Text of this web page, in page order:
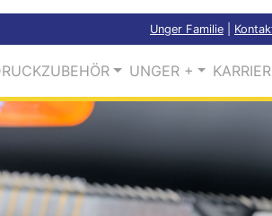
Unger Familie
UNGER +